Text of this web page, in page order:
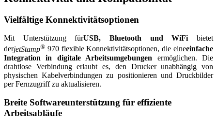
Vielfältige Konnektivitätsoptionen
Mit Unterstützung fürUSB, Bluetooth und WiFi bietet
derjetStamp® 970 flexible Konnektivitätsoptionen, die eineeinfache
Integration in digitale Arbeitsumgebungen ermöglichen. Die
drahtlose Verbindung erlaubt es, den Drucker unabhängig von
physischen Kabelverbindungen zu positionieren und Druckbilder
per Fernzugriff zu aktualisieren.
Breite Softwareunterstützung für effiziente
Arbeitsabläufe